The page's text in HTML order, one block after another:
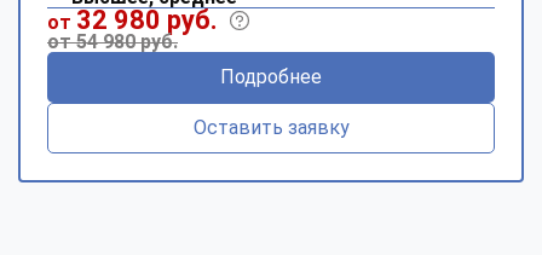
от 32 980 руб.
от 54 980 руб.
Подробнее
Оставить заявку